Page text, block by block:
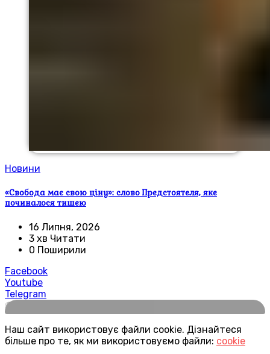
Новини
«Свобода має свою ціну»: слово Предстоятеля, яке
починалося тишею
16 Липня, 2026
3 хв Читати
0 Поширили
Facebook
Youtube
Telegram
🌍
Наш сайт використовує файли cookie. Дізнайтеся
більше про те, як ми використовуємо файли: cookie